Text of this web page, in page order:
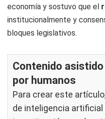
economía y sostuvo que el
institucionalmente y
bloques legislativos.
Contenido
por humanos
Para crear este
de inteligencia